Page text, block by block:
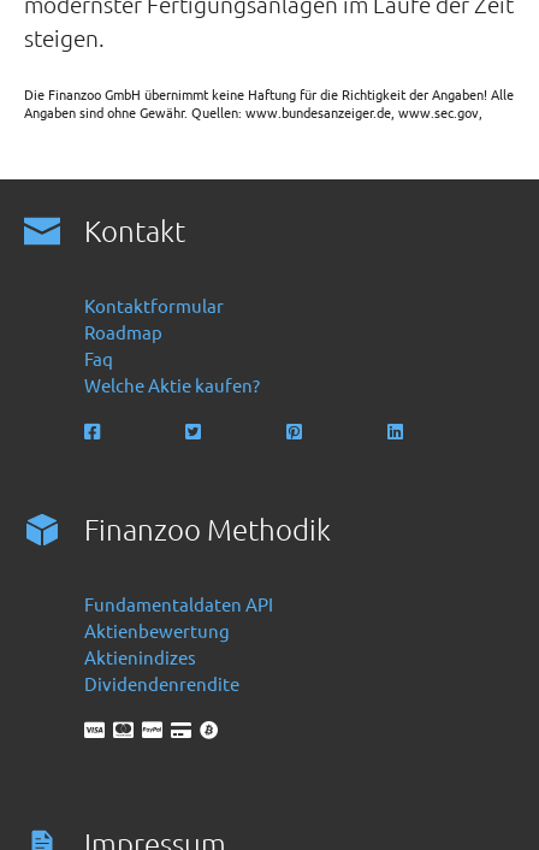
steigen.
Die Finanzoo GmbH übernimmt keine Haftung für die Richtigkeit der Angaben! Alle
Angaben sind ohne Gewähr. Quellen: www.bundesanzeiger.de, www.sec.gov,
Kontakt
Kontaktformular
Roadmap
Faq
Welche Aktie kaufen?
Finanzoo Methodik
Fundamentaldaten API
Aktienbewertung
Aktienindizes
Dividendenrendite
Impressum